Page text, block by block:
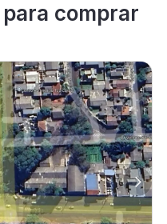
para comprar